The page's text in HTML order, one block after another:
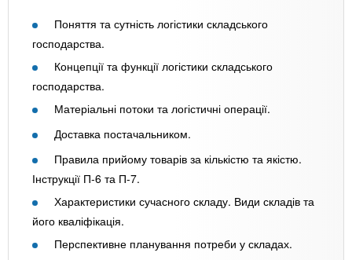
Поняття та сутність логістики складського
господарства.
Концепції та функції логістики складського
господарства.
Матеріальні потоки та логістичні операції.
Доставка постачальником.
Правила прийому товарів за кількістю та якістю.
Інструкції П-6 та П-7.
Характеристики сучасного складу. Види складів та
його кваліфікація.
Перспективне планування потреби у складах.